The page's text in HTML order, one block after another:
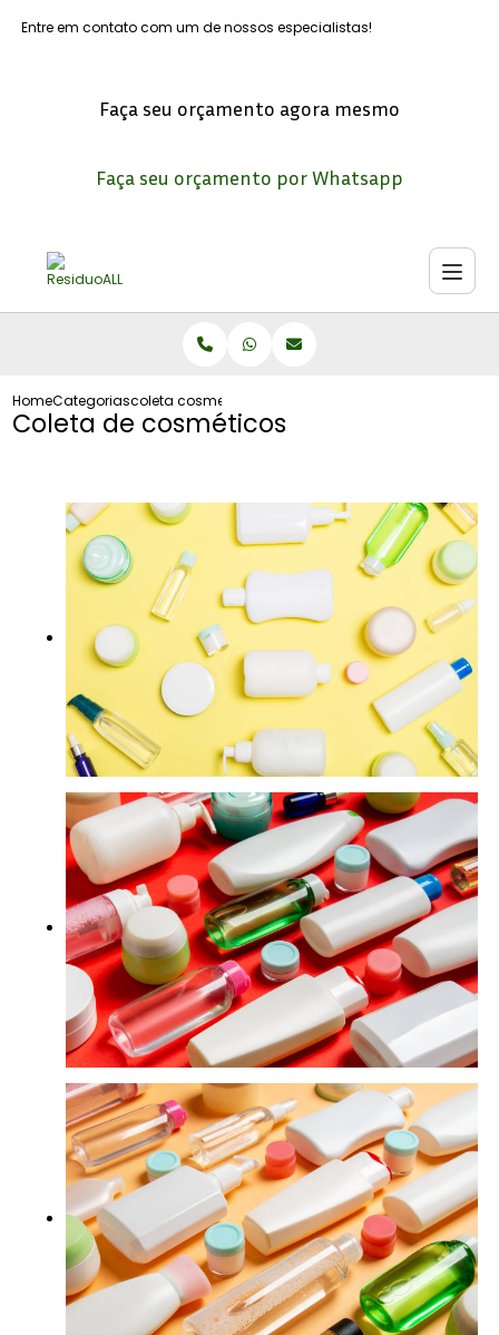
Entre em contato com um de nossos especialistas!
Faça seu orçamento agora mesmo
Faça seu orçamento por Whatsapp
HomeCategoriascoleta cosmeticos
Coleta de cosméticos